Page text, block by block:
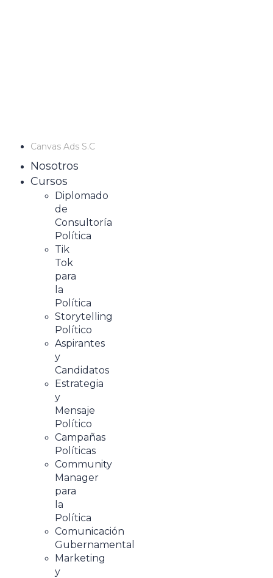
Canvas Ads S.C
Nosotros
Cursos
Diplomado
de
Consultoría
Política
Tik
Tok
para
la
Política
Storytelling
Político
Aspirantes
y
Candidatos
Estrategia
y
Mensaje
Político
Campañas
Políticas
Community
Manager
para
la
Política
Comunicación
Gubernamental
Marketing
y